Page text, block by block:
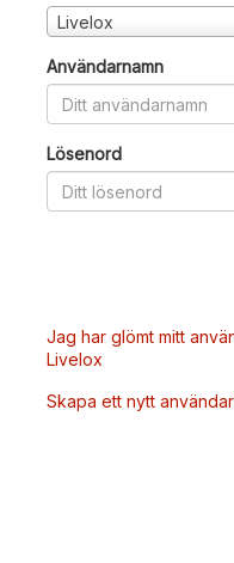
Livelox
Användarnamn
Lösenord
Jag har glömt mitt
Livelox
Skapa ett nytt